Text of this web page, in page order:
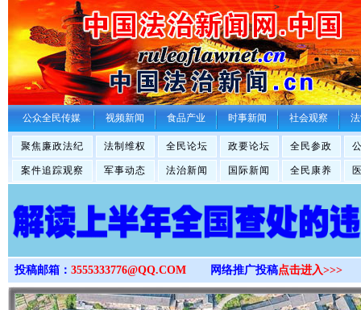
>
公众全民传媒 视频新闻 食品产业 时事新闻 社会观察
聚焦廉政法纪 法制维权 全民论坛 政要论坛 全民参政
案件追踪观察 军事动态 法治新闻 国际新闻 全民康养
投稿邮箱： 3555333776@QQ.COM 网络推广投稿点击进入>>>